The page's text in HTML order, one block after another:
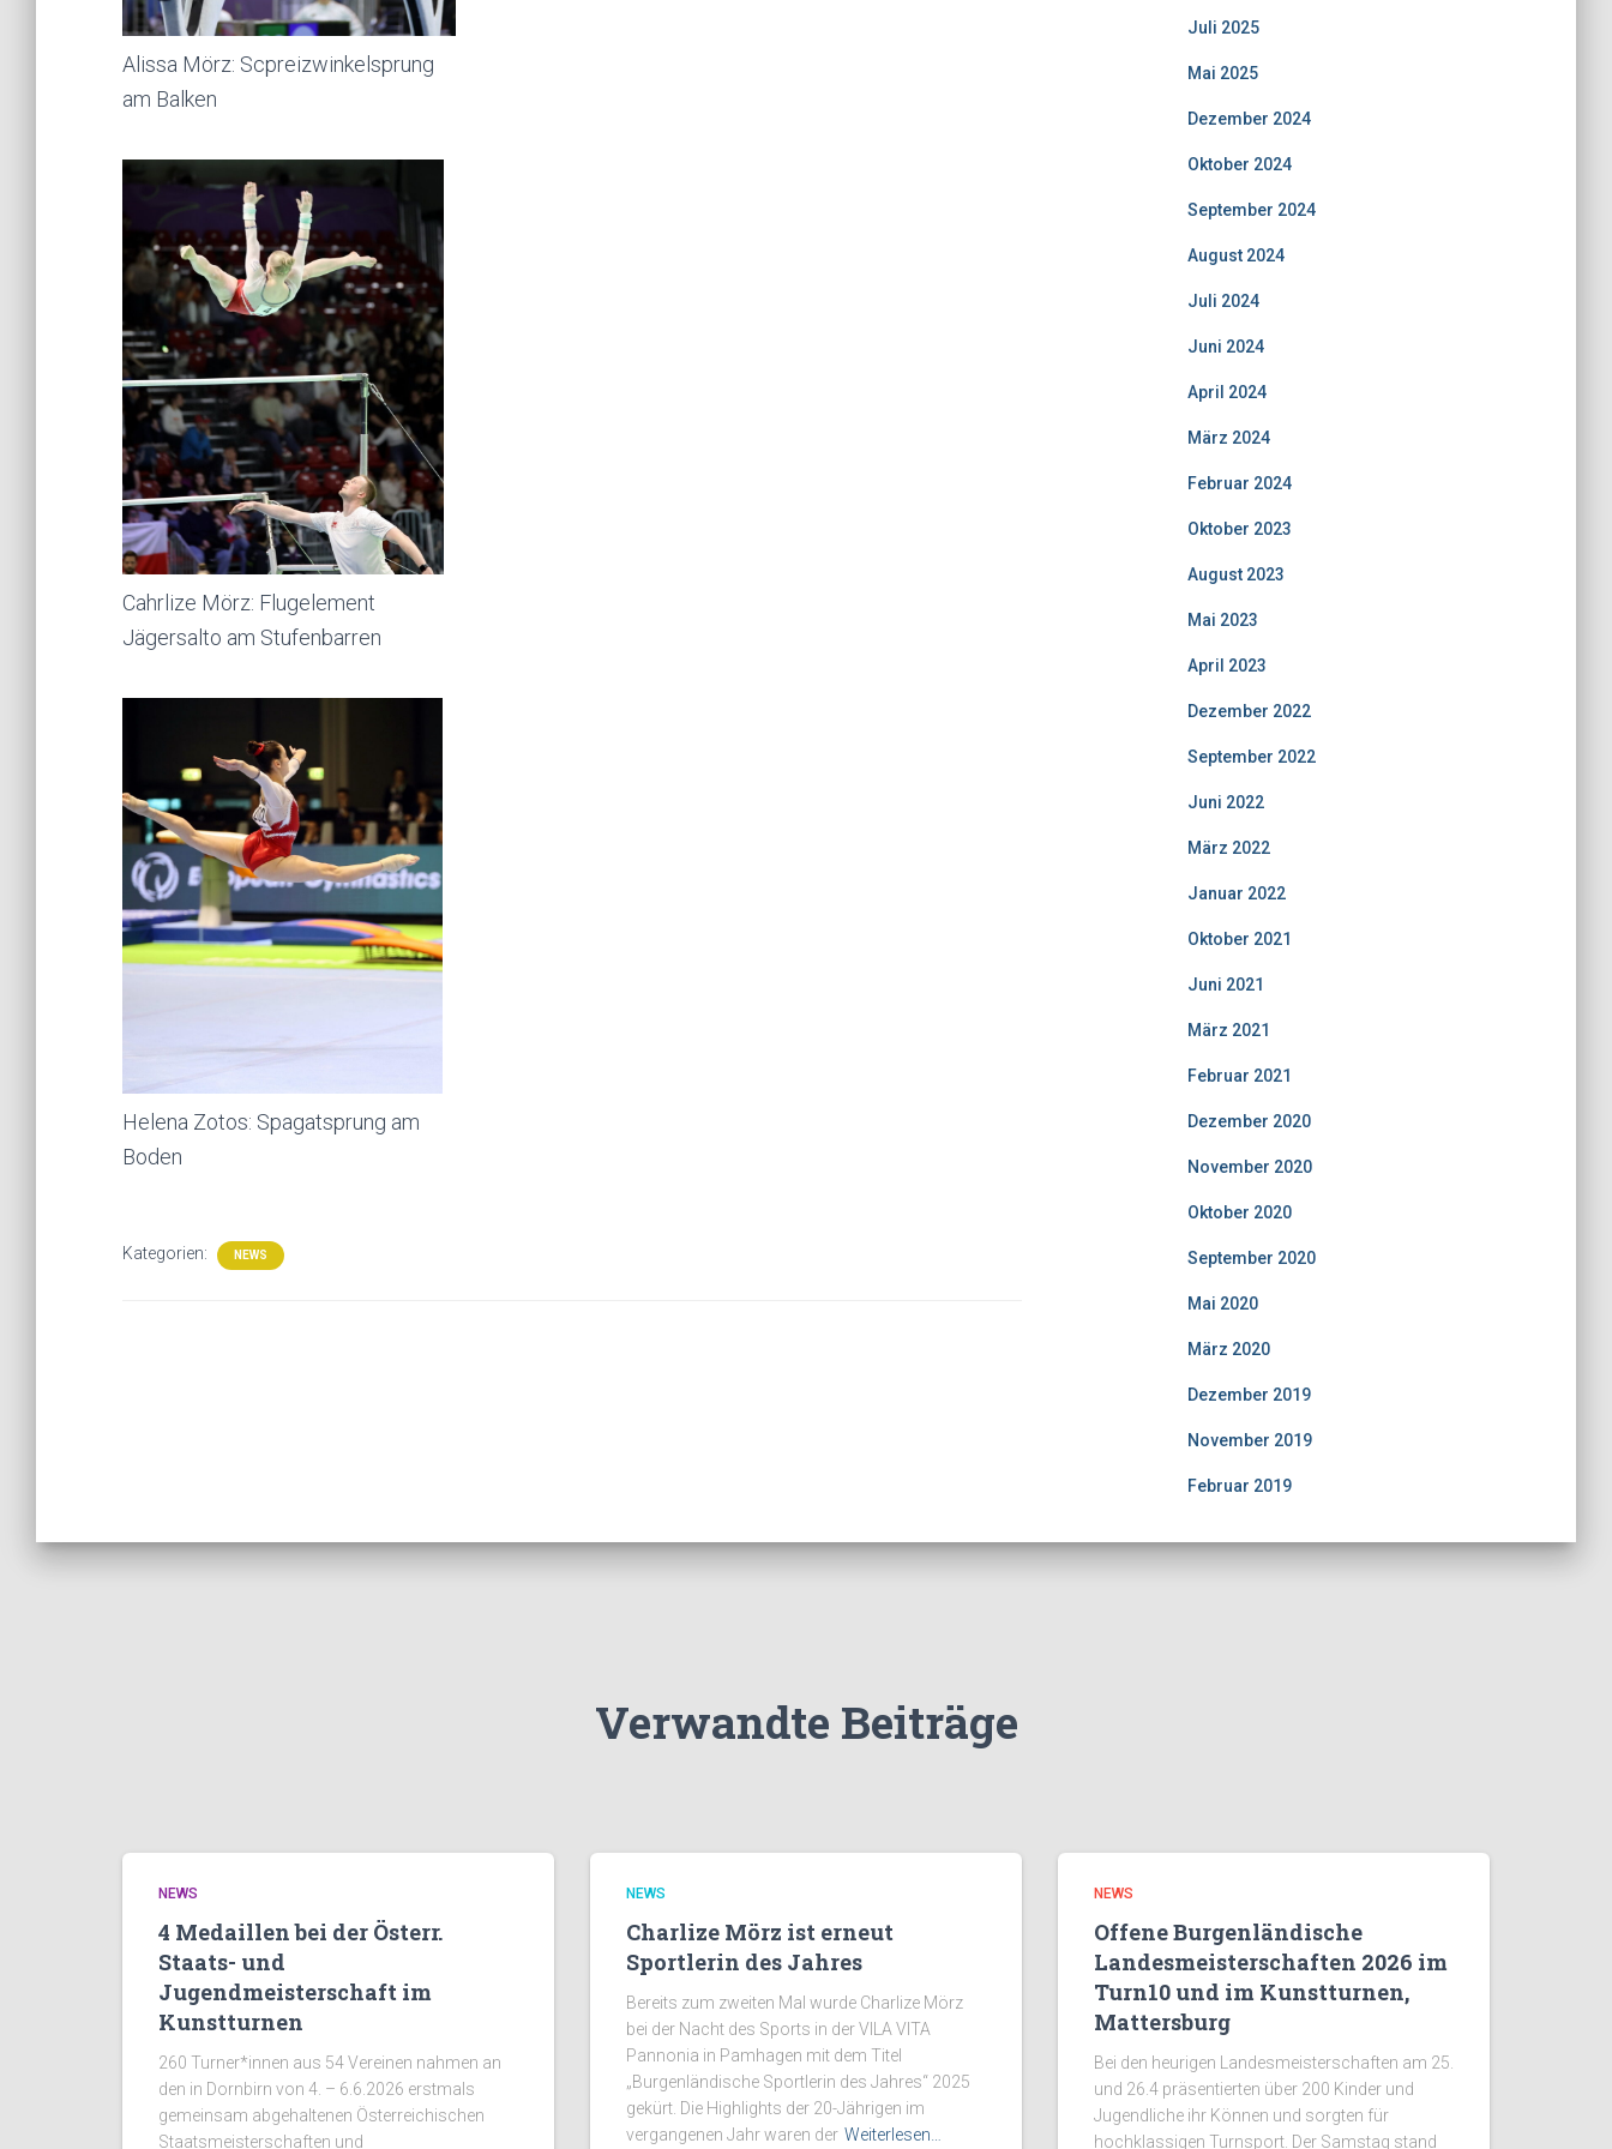
Alissa Mörz: Scpreizwinkelsprung
am Balken
Cahrlize Mörz: Flugelement
Jägersalto am Stufenbarren
Helena Zotos: Spagatsprung am
Boden
Kategorien: NEWS
Juli 2025
Mai 2025
Dezember 2024
Oktober 2024
September 2024
August 2024
Juli 2024
Juni 2024
April 2024
März 2024
Februar 2024
Oktober 2023
August 2023
Mai 2023
April 2023
Dezember 2022
September 2022
Juni 2022
März 2022
Januar 2022
Oktober 2021
Juni 2021
März 2021
Februar 2021
Dezember 2020
November 2020
Oktober 2020
September 2020
Mai 2020
März 2020
Dezember 2019
November 2019
Februar 2019
Verwandte Beiträge
NEWS
4 Medaillen bei der Österr.
Staats- und
Jugendmeisterschaft im
Kunstturnen
260 Turner*innen aus 54 Vereinen nahmen an
den in Dornbirn von 4. – 6.6.2026 erstmals
gemeinsam abgehaltenen Österreichischen
Staatsmeisterschaften und
NEWS
Charlize Mörz ist erneut
Sportlerin des Jahres
Bereits zum zweiten Mal wurde Charlize Mörz
bei der Nacht des Sports in der VILA VITA
Pannonia in Pamhagen mit dem Titel
„Burgenländische Sportlerin des Jahres“ 2025
gekürt. Die Highlights der 20-Jährigen im
vergangenen Jahr waren der Weiterlesen…
NEWS
Offene Burgenländische
Landesmeisterschaften 2026 im
Turn10 und im Kunstturnen,
Mattersburg
Bei den heurigen Landesmeisterschaften am 25.
und 26.4 präsentierten über 200 Kinder und
Jugendliche ihr Können und sorgten für
hochklassigen Turnsport. Der Samstag stand